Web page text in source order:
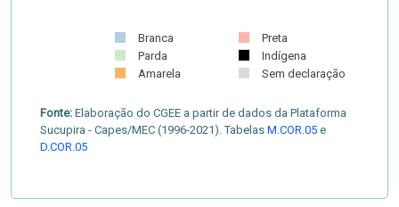
Branca
Preta
Parda
Indígena
Amarela
Sem declaração
Fonte: Elaboração do CGEE a partir de dados da Plataforma
Sucupira - Capes/MEC (1996-2021). Tabelas M.COR.05 e
D.COR.05